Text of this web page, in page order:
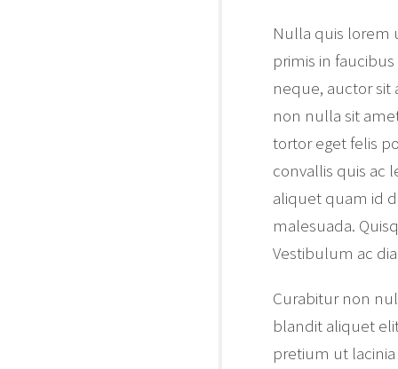
Nulla quis lorem
primis in
neque, auctor
non nulla sit
tortor eget felis
convallis quis ac
aliquet quam id
malesuada.
Vestibulum ac
Curabitur non
blandit aliquet
pretium ut